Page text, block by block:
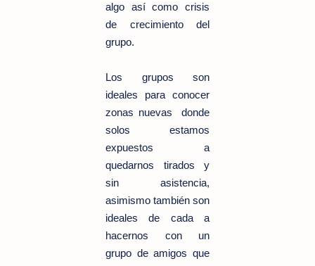
algo así como crisis
de crecimiento del
grupo.
Los grupos son
ideales para conocer
zonas nuevas donde
solos estamos
expuestos a
quedarnos tirados y
sin asistencia,
asimismo también son
ideales de cada a
hacernos con un
grupo de amigos que